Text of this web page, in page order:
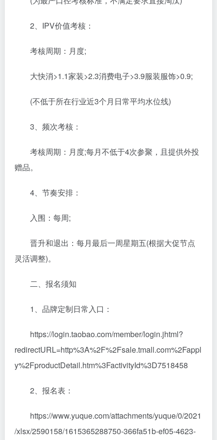
2、IPV价值考核：
考核周期：月度;
大快消>1.1家装>2.3消费电子>3.9服装服饰>0.9;
(不低于所在行业近3个月日常平均水位线)
3、频次考核：
考核周期：月度;每月不低于4次参聚，且提供外投
赠品。
4、节奏安排：
入围：每周;
晋升和退出：每月最后一周星期五(根据大促节点
灵活调整)。
二、报名须知
1、品牌定制日常入口：
https://login.taobao.com/member/login.jhtml?
redirectURL=http%3A%2F%2Fsale.tmall.com%2Fappl
y%2FproductDetail.htm%3FactivityId%3D7518458
2、报名表：
https://www.yuque.com/attachments/yuque/0/2021
/xlsx/2590158/1615365288750-366fa51b-ef05-4623-